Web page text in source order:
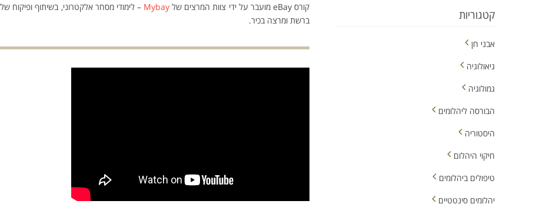
קורס eBay מועבר על ידי צוות המרצים של Mybay
ברשת ומרצה בכיר.
קטגוריות
אבני חן
גיאולוגיה
גמולוגיה
הבורסה ליהלומים
היסטוריה
חיקוי היהלום
טיפולים ביהלומים
יהלומים סינטטיים